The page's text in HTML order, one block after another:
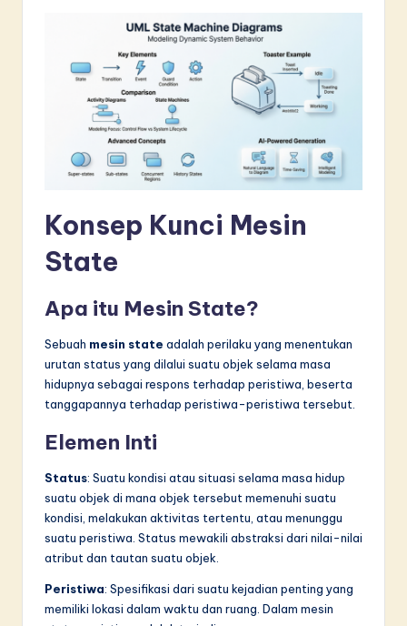
o
o
Konsep Kunci Mesin
State
Apa itu Mesin State?
Sebuah mesin state adalah perilaku yang menentukan
urutan status yang dilalui suatu objek selama masa
hidupnya sebagai respons terhadap peristiwa, beserta
tanggapannya terhadap peristiwa-peristiwa tersebut.
Elemen Inti
Status: Suatu kondisi atau situasi selama masa hidup
suatu objek di mana objek tersebut memenuhi suatu
kondisi, melakukan aktivitas tertentu, atau menunggu
suatu peristiwa. Status mewakili abstraksi dari nilai-nilai
atribut dan tautan suatu objek.
Peristiwa: Spesifikasi dari suatu kejadian penting yang
memiliki lokasi dalam waktu dan ruang. Dalam mesin